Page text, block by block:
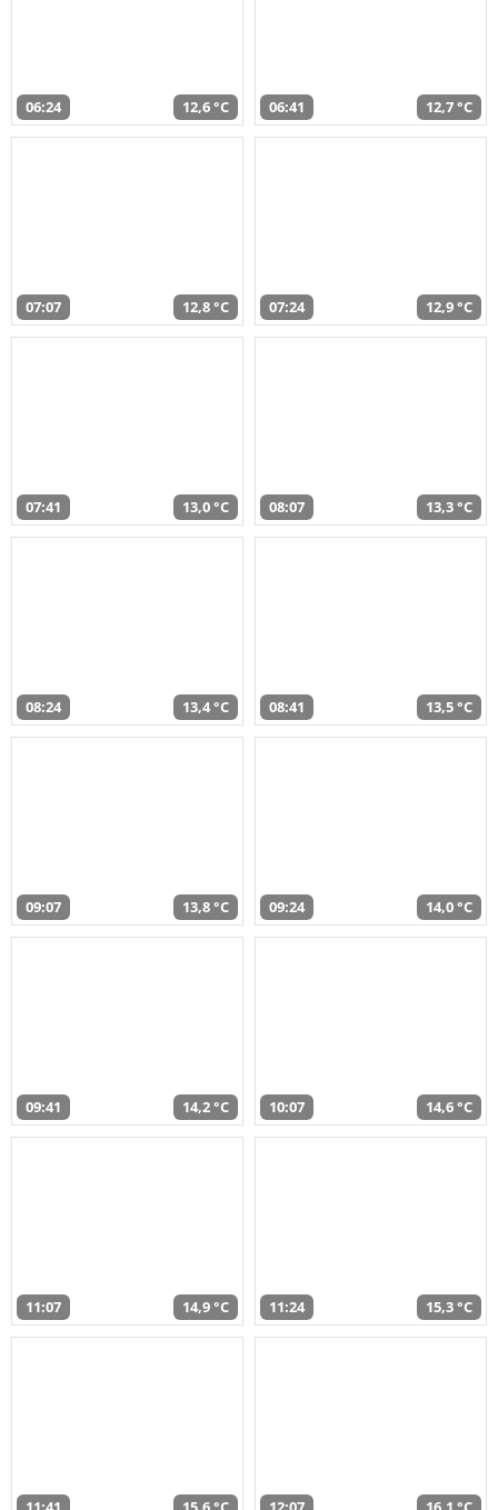
06:24 12,6 °C 06:41 12,7 °C
07:07 12,8 °C 07:24 12,9 °C
07:41 13,0 °C 08:07 13,3 °C
08:24 13,4 °C 08:41 13,5 °C
09:07 13,8 °C 09:24 14,0 °C
09:41 14,2 °C 10:07 14,6 °C
11:07 14,9 °C 11:24 15,3 °C